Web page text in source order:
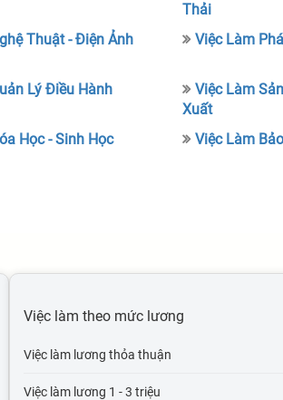
Thải
Thuật - Điện Ảnh Việc Làm
Lý Điều Hành
Việc Làm
Xuất
Học - Sinh Học Việc Làm
Việc làm theo mức lương
Việc làm lương thỏa thuận
Việc làm lương 1 - 3 triệu